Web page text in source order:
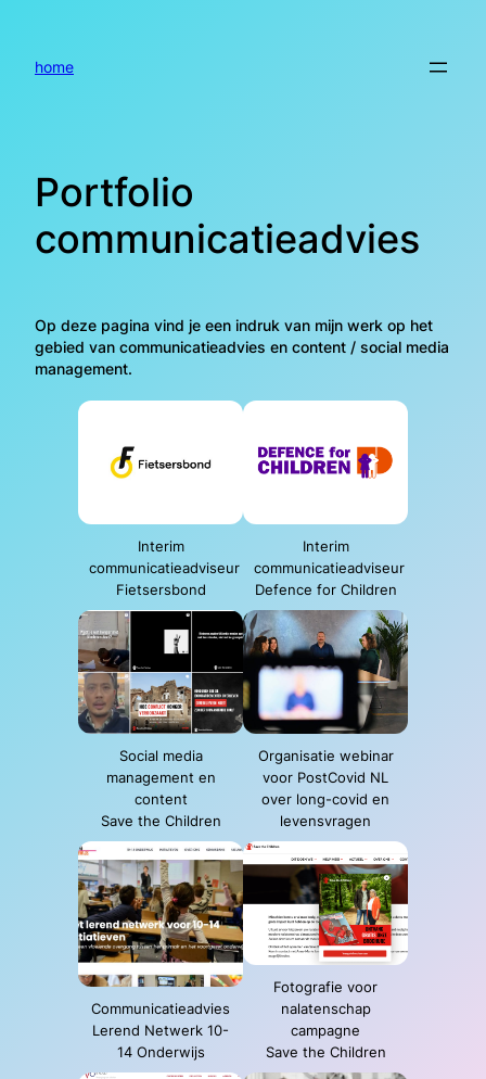
home
Portfolio
communicatieadvies
Op deze pagina vind je een indruk van mijn werk op het
gebied van communicatieadvies en content / social media
management.
Interim
communicatieadviseur
Fietsersbond
Interim
communicatieadviseur
Defence for Children
Social media
management en
content
Save the Children
Organisatie webinar
voor PostCovid NL
over long-covid en
levensvragen
Communicatieadvies
Lerend Netwerk 10-
14 Onderwijs
Fotografie voor
nalatenschap
campagne
Save the Children